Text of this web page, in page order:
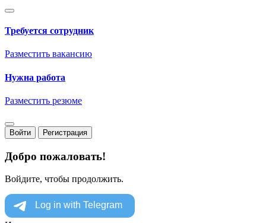
Требуется сотрудник
Разместить вакансию
Нужна работа
Разместить резюме
Войти Регистрация
Добро пожаловать!
Войдите, чтобы продолжить.